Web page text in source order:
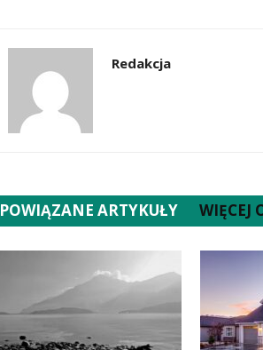
Redakcja
POWIĄZANE ARTYKUŁY WIĘCEJ